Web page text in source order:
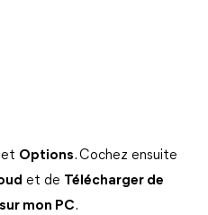
et Options. Cochez ensuite
et de Télécharger de
mon PC.